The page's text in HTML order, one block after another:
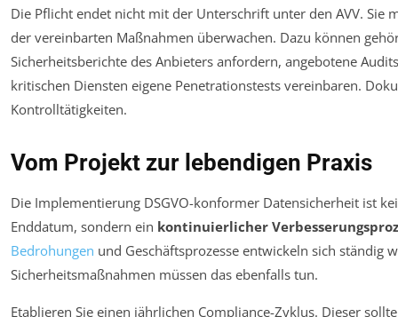
Die Pflicht endet nicht mit der Unterschrift unter den AVV. Sie
der vereinbarten Maßnahmen überwachen. Dazu können
Sicherheitsberichte des Anbieters anfordern, angebotene
kritischen Diensten eigene Penetrationstests vereinbaren.
Kontrolltätigkeiten.
Vom Projekt zur lebendigen Praxis
Die Implementierung DSGVO-konformer Datensicherheit ist
Enddatum, sondern ein kontinuierlicher
Bedrohungen und Geschäftsprozesse entwickeln sich ständig
Sicherheitsmaßnahmen müssen das ebenfalls tun.
Etablieren Sie einen jährlichen Compliance-Zyklus. Dieser